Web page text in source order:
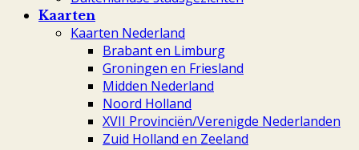
Kaarten
Kaarten Nederland
Brabant en Limburg
Groningen en Friesland
Midden Nederland
Noord Holland
XVII Provinciën/Verenigde Nederlanden
Zuid Holland en Zeeland